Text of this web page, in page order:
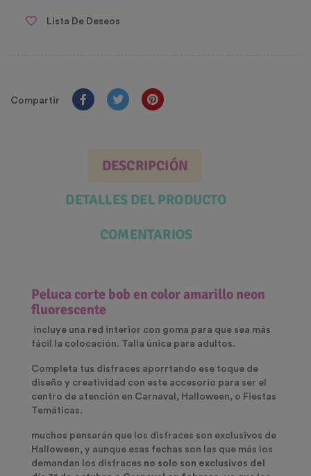
Lista De Deseos
Compartir
DESCRIPCIÓN
DETALLES DEL PRODUCTO
COMENTARIOS
Peluca corte bob en color amarillo neon
fluorescente
incluye una red interior con goma para que sea más
fácil la colocación. Talla única para adultos.
Completa tus disfraces aporrtando ese toque de
diseño y creatividad con este accesorio para ser el
centro de atención en Carnaval, Halloween, o Fiestas
Temáticas.
muchos pensarán que los disfraces son exclusivos de
Halloween, y aunque esas fechas son las que más los
demandan los disfraces no solo son exclusivos del